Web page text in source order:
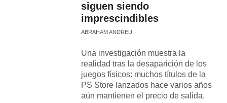
siguen siendo
imprescindibles
ABRAHAM ANDREU
Una investigación muestra la
realidad tras la desaparición de los
juegos físicos: muchos títulos de la
PS Store lanzados hace varios años
aún mantienen el precio de salida.